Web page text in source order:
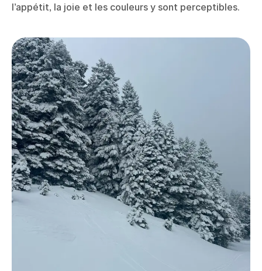
l’appétit, la joie et les couleurs y sont perceptibles.